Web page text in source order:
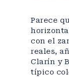
Parece
con el
reales,
Clarín y
típico